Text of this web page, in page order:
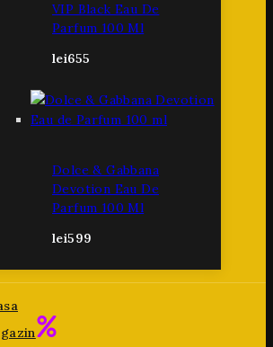
VIP Black Eau De
Parfum 100 Ml
lei655
Dolce & Gabbana
Devotion Eau De
Parfum 100 Ml
lei599